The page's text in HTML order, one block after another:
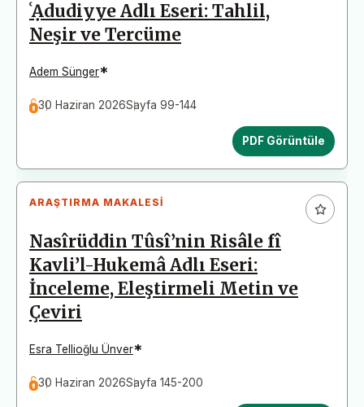
ʿẠdudiyye Adlı Eseri: Tahlil,
Neşir ve Tercüme
Adem Sünger*
30 Haziran 2026Sayfa 99-144
PDF Görüntüle
ARAŞTIRMA MAKALESI
Nasîrüddin Tûsî’nin Risâle fî
Kavli’l-Hukemâ Adlı Eseri:
İnceleme, Eleştirmeli Metin ve
Çeviri
Esra Tellioğlu Ünver*
30 Haziran 2026Sayfa 145-200